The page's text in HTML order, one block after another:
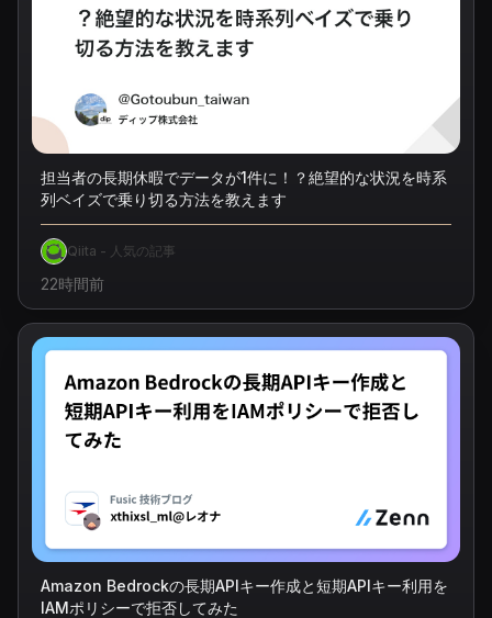
担当者の長期休暇でデータが1件に！？絶望的な状況を時系
列ベイズで乗り切る方法を教えます
Qiita - 人気の記事
22時間前
Amazon Bedrockの長期APIキー作成と短期APIキー利用を
IAMポリシーで拒否してみた